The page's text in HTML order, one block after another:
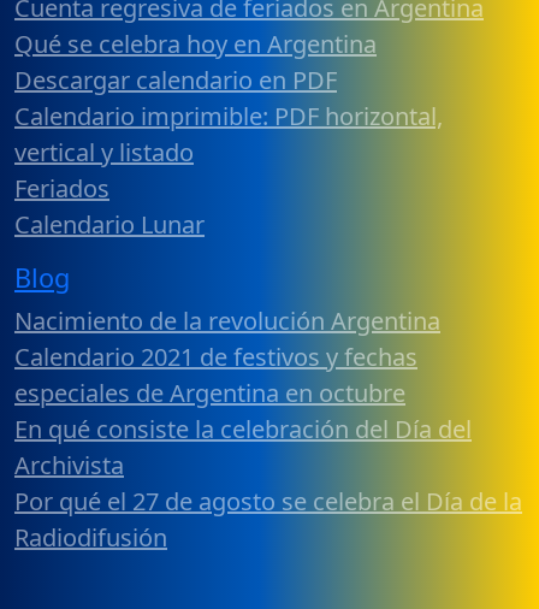
Cuenta regresiva de feriados en Argentina
Qué se celebra hoy en Argentina
Descargar calendario en PDF
Calendario imprimible: PDF horizontal,
vertical y listado
Feriados
Calendario Lunar
Blog
Nacimiento de la revolución Argentina
Calendario 2021 de festivos y fechas
especiales de Argentina en octubre
En qué consiste la celebración del Día del
Archivista
Por qué el 27 de agosto se celebra el Día de la
Radiodifusión